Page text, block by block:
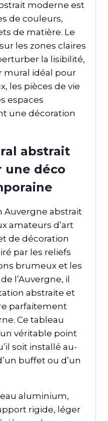
moderne est
de couleurs,
de matière. Le
les zones claires
la lisibilité,
mural idéal pour
les pièces de vie
espaces
une décoration
abstrait
une déco
Auvergne abstrait
amateurs d’art
de décoration
par les reliefs
brumeux et les
l’Auvergne, il
abstraite et
parfaitement
Ce tableau
véritable point
soit installé au-
buffet ou d’un
aluminium,
rigide, léger